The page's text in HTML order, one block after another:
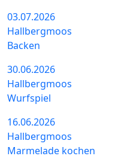
03.07.2026
Hallbergmoos
Backen
30.06.2026
Hallbergmoos
Wurfspiel
16.06.2026
Hallbergmoos
Marmelade kochen